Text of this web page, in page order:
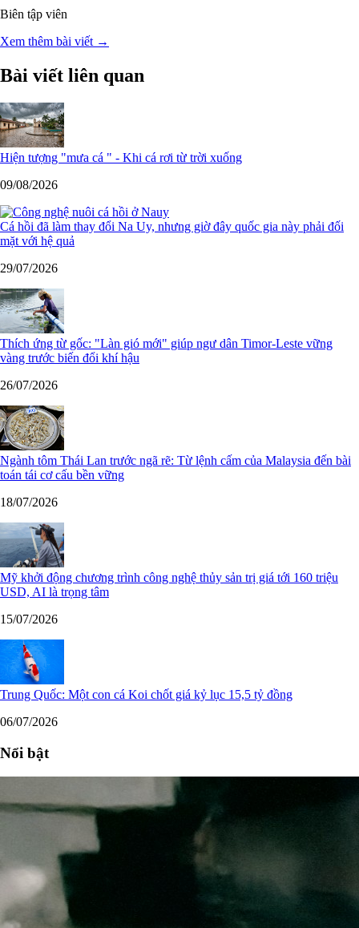
Biên tập viên
Xem thêm bài viết →
Bài viết liên quan
Hiện tượng "mưa cá " - Khi cá rơi từ trời xuống
09/08/2026
Cá hồi đã làm thay đổi Na Uy, nhưng giờ đây quốc gia này phải đối
mặt với hệ quả
29/07/2026
Thích ứng từ gốc: "Làn gió mới" giúp ngư dân Timor-Leste vững
vàng trước biến đổi khí hậu
26/07/2026
Ngành tôm Thái Lan trước ngã rẽ: Từ lệnh cấm của Malaysia đến bài
toán tái cơ cấu bền vững
18/07/2026
Mỹ khởi động chương trình công nghệ thủy sản trị giá tới 160 triệu
USD, AI là trọng tâm
15/07/2026
Trung Quốc: Một con cá Koi chốt giá kỷ lục 15,5 tỷ đồng
06/07/2026
Nổi bật